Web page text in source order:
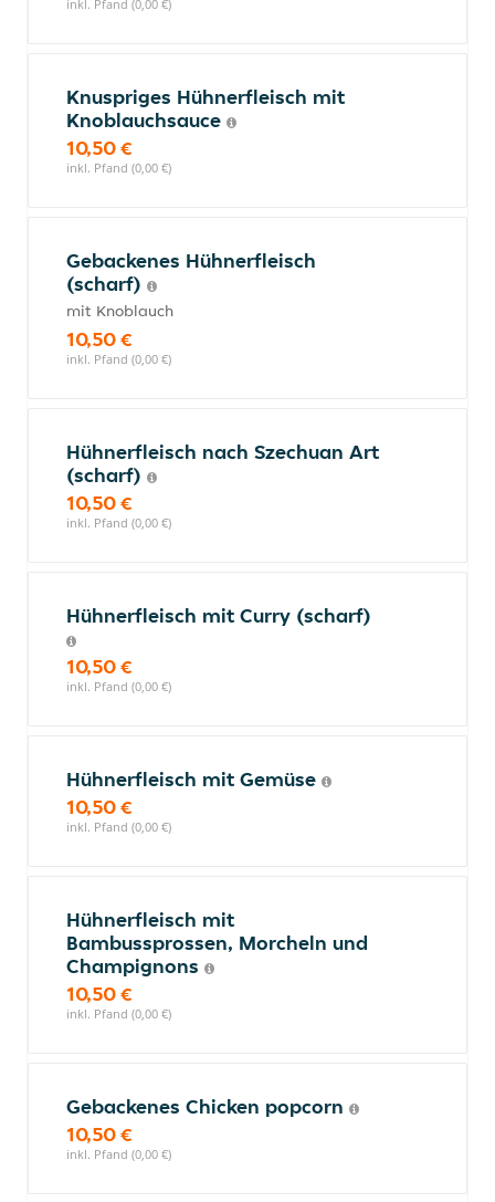
inkl. Pfand (0,00 €)
Knuspriges Hühnerfleisch mit
Knoblauchsauce
10,50 €
inkl. Pfand (0,00 €)
Gebackenes Hühnerfleisch
(scharf)
mit Knoblauch
10,50 €
inkl. Pfand (0,00 €)
Hühnerfleisch nach Szechuan Art
(scharf)
10,50 €
inkl. Pfand (0,00 €)
Hühnerfleisch mit Curry (scharf)
10,50 €
inkl. Pfand (0,00 €)
Hühnerfleisch mit Gemüse
10,50 €
inkl. Pfand (0,00 €)
Hühnerfleisch mit
Bambussprossen, Morcheln und
Champignons
10,50 €
inkl. Pfand (0,00 €)
Gebackenes Chicken popcorn
10,50 €
inkl. Pfand (0,00 €)